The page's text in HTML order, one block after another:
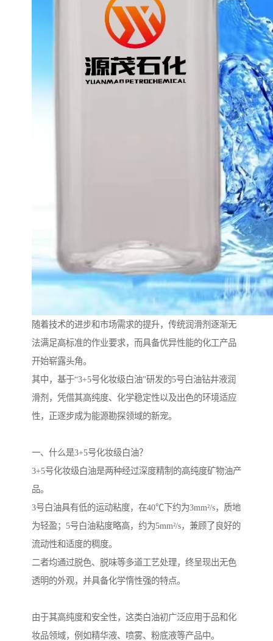
随着技术的进步和市场需求的提升，传统润滑剂逐渐无
法满足高标准的作业要求，而具备优异性能的化工产品
开始崭露头角。
其中，基于“3+5号化妆级白油”研发的5号白油钻井液润
滑剂，凭借其高纯度、化学稳定性以及出色的环境适应
性，正逐步成为能源勘探领域的新宠。
一、什么是3+5号化妆级白油？
3+5号化妆级白油是两种经过深度精制的高纯度矿物油产
品。
3号白油具有低的运动粘度，在40℃下约为3mm²/s，质地
为轻盈；5号白油粘度略高，约为5mm²/s，兼顾了良好的
流动性和适度的稠度。
二者均通过脱色、脱味等多道工艺处理，终呈现出无色
透明的外观，并具备化学惰性强的特点。
由于其高纯度和安全性，这类白油初广泛应用于品和化
妆品领域，例如精华液、喷雾、粉底液等产品中。